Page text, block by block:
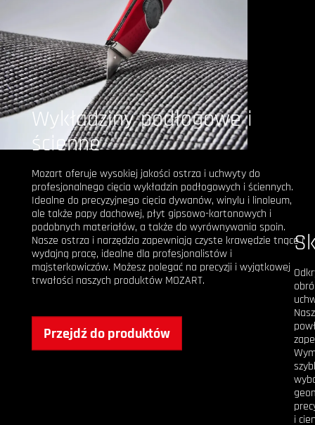
Wykładziny podłogowe i
ścienne
Mozart oferuje wysokiej jakości ostrza i uchwyty do
profesjonalnego cięcia wykładzin podłogowych i ściennych.
Idealne do precyzyjnego cięcia dywanów, winylu i linoleum,
ale także papy dachowej, płyt gipsowo-kartonowych i
podobnych materiałów, a także do wyrównywania spoin.
Nasze ostrza i narzędzia zapewniają czyste krawędzie tnące i
wydajną pracę, idealne dla profesjonalistów i
majsterkowiczów. Możesz polegać na precyzji i wyjątkowej
trwałości naszych produktów MOZART.
Przejdź do produktów
i